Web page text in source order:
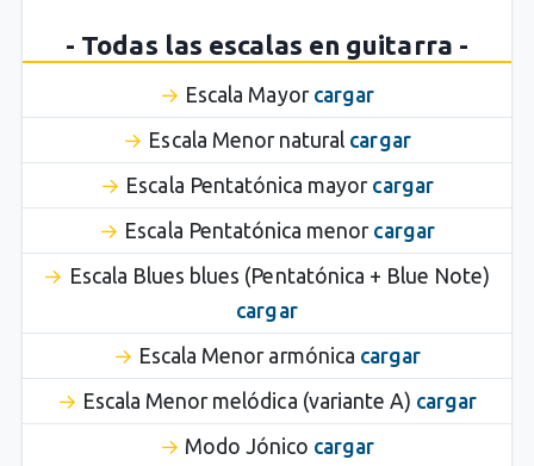
- Todas las escalas en guitarra -
Escala Mayor cargar
Escala Menor natural cargar
Escala Pentatónica mayor cargar
Escala Pentatónica menor cargar
Escala Blues blues (Pentatónica + Blue Note)
cargar
Escala Menor armónica cargar
Escala Menor melódica (variante A) cargar
Modo Jónico cargar